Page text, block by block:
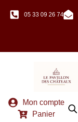
05 33 09 26 74
Mon compte
Panier